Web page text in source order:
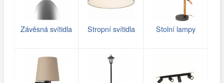
Závěsná svítidla Stropní svítidla Stolní lampy